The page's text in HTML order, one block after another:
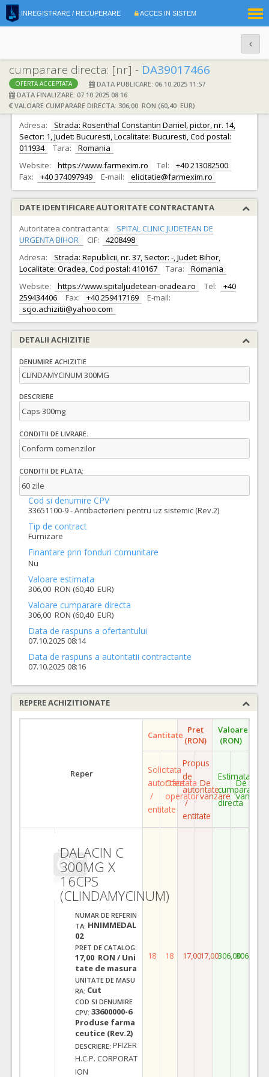
INREGISTRARE / RECUPERARE ACCES IN SISTEM
cumparare directa: [nr] - DA39017466
OFERTA ACCEPTATA
DATA PUBLICARE: 06.10.2025 11:57
DATA FINALIZARE: 07.10.2025 08:16
VALOARE CUMPARARE DIRECTA: 306,00 RON (60,40 EUR)
DATE IDENTIFICARE OFERTANT
Ofertant: S.C. FARMEXIM S.A. S.A. CIF: 335278
Adresa:
Strada: Rosenthal Constantin Daniel, pictor, nr. 14,
Sector: 1, Judet: Bucuresti, Localitate: Bucuresti, Cod postal:
011934
Tara:
Romania
Website:
https://www.farmexim.ro Tel:
+40 213082500
Fax:
+40 374097949 E-mail: elicitatie@farmexim.ro
DATE IDENTIFICARE AUTORITATE CONTRACTANTA
Autoritatea contractanta:
SPITAL CLINIC JUDETEAN DE
URGENTA BIHOR
CIF:
4208498
Adresa:
Strada: Republicii, nr. 37, Sector: -, Judet: Bihor,
Localitate: Oradea, Cod postal: 410167
Tara:
Romania
Website:
https://www.spitaljudetean-oradea.ro Tel:
+40
259434406
Fax: +40 259417169
E-mail:
scjo.achizitii@yahoo.com
DETALII ACHIZITIE
DENUMIRE ACHIZITIE
CLINDAMYCINUM 300MG
DESCRIERE
Caps 300mg
CONDITII DE LIVRARE:
Conform comenzilor
CONDITII DE PLATA:
60 zile
Cod si denumire CPV
33651100-9 - Antibacterieni pentru uz sistemic (Rev.2)
Tip de contract
Furnizare
Finantare prin fonduri comunitare
Nu
Valoare estimata
306,00 RON (60,40 EUR)
Valoare cumparare directa
306,00 RON (60,40 EUR)
Data de raspuns a ofertantului
07.10.2025 08:14
Data de raspuns a autoritatii contractante
07.10.2025 08:16
REPERE ACHIZITIONATE
Reper
Cantitate Pret
(RON)
Valoare
(RON)
Solicitata
autoritate
/
entitate
Ofertata
operator
Propus
de
autoritate
/
entitate
De
vanzare
Estimata
cumparare
directa
De
vanzare
DALACIN C
300MG X
16CPS
(CLINDAMYCINUM)
NUMAR DE REFERIN
TA: HNIMMEDAL
02
PRET DE CATALOG:
17,00 RON / Uni
tate de masura
UNITATE DE MASU
RA: Cut
COD SI DENUMIRE
CPV: 33600000-6
Produse farma
ceutice (Rev.2)
DESCRIERE: PFIZER
H.C.P. CORPORAT
ION
18 18 17,0017,00306,00306,00